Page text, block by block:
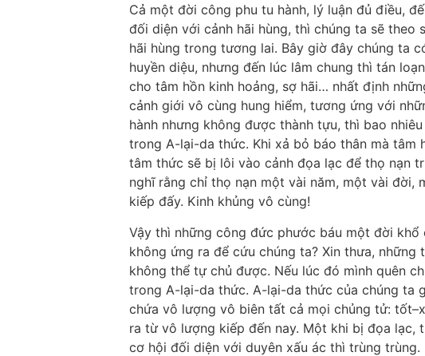
Cả một đời công phu tu hành, lý luận đủ điều,
đối diện với cảnh hãi hùng, thì chúng ta sẽ theo
hãi hùng trong tương lai. Bây giờ đây chúng ta
huyền diệu, nhưng đến lúc lâm chung thì tán
cho tâm hồn kinh hoảng, sợ hãi… nhất định
cảnh giới vô cùng hung hiểm, tương ứng với
hành nhưng không được thành tựu, thì bao
trong A-lại-da thức. Khi xả bỏ báo thân mà tâm
tâm thức sẽ bị lôi vào cảnh đọa lạc để thọ nạn
nghĩ rằng chỉ thọ nạn một vài năm, một vài đời,
kiếp đấy. Kinh khủng vô cùng!
Vậy thì những công đức phước báu một đời
không ứng ra để cứu chúng ta? Xin thưa,
không thể tự chủ được. Nếu lúc đó mình quên
trong A-lại-da thức. A-lại-da thức của chúng ta
chứa vô lượng vô biên tất cả mọi chủng tử:
ra từ vô lượng kiếp đến nay. Một khi bị đọa
cơ hội đối diện với duyên xấu ác thì trùng